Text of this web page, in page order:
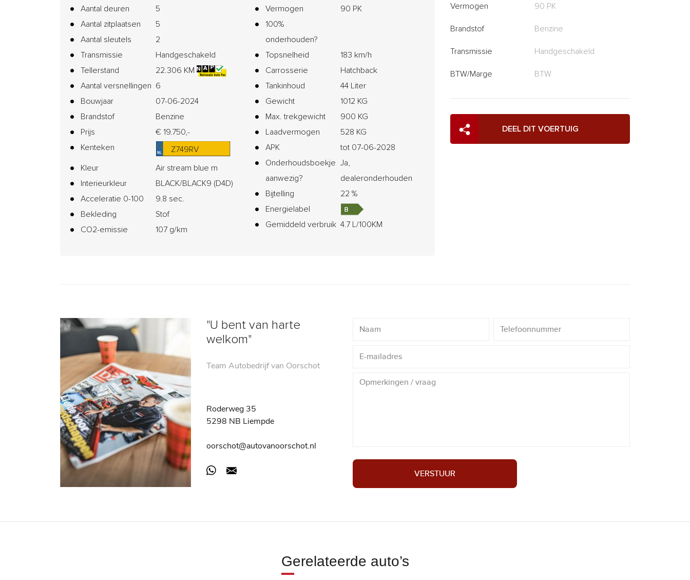
Aantal deuren
5
Aantal zitplaatsen
5
Aantal sleutels
2
Transmissie
Handgeschakeld
Tellerstand
22.306 KM
Aantal versnellingen 6
Bouwjaar
07-06-2024
Brandstof
Benzine
Prijs
€ 19.750,-
Kenteken
Z749RV
Kleur
Air stream blue m
Interieurkleur
BLACK/BLACK9 (D4D)
Acceleratie 0-100
9.8 sec.
Bekleding
Stof
CO2-emissie
107 g/km
Vermogen
90 PK
100%
onderhouden?
Topsnelheid
183 km/h
Carrosserie
Hatchback
Tankinhoud
44 Liter
Gewicht
1012 KG
Max. trekgewicht
900 KG
Laadvermogen
528 KG
APK
tot 07-06-2028
Onderhoudsboekje
aanwezig?
Ja,
dealeronderhouden
Bijtelling
22 %
Energielabel
Gemiddeld verbruik 4.7 L/100KM
Vermogen 90 PK
Brandstof Benzine
Transmissie Handgeschakeld
BTW/Marge BTW
DEEL DIT VOERTUIG
"U bent van harte
welkom"
Team Autobedrijf van Oorschot
Roderweg 35
5298 NB Liempde
oorschot@autovanoorschot.nl
VERSTUUR
Gerelateerde auto’s